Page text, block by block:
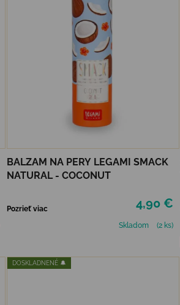
BALZAM NA PERY LEGAMI SMACK
NATURAL - COCONUT
4,90 €
Pozrieť viac
Skladom
(2 ks)
DOSKLADNENÉ 🔔